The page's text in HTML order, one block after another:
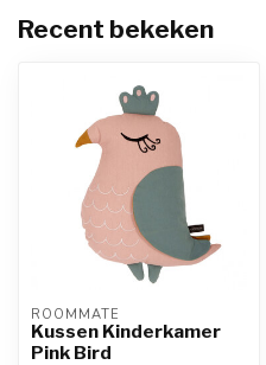
Recent bekeken
ROOMMATE
Kussen Kinderkamer
Pink Bird